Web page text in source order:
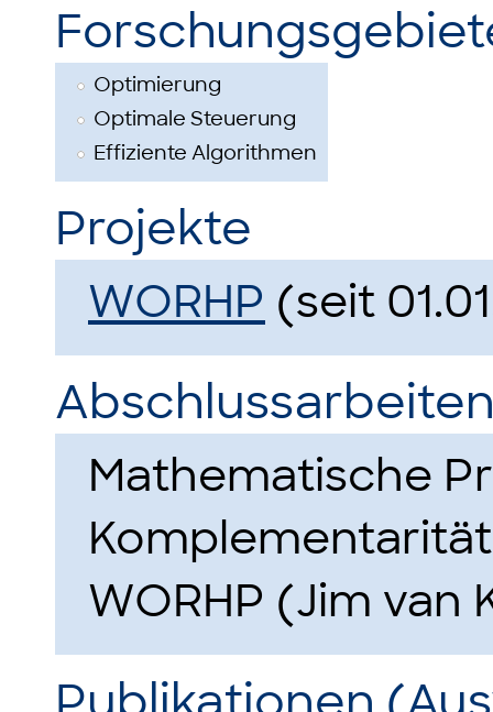
Optimierung
Optimale Steuerung
Effiziente Algorithmen
Projekte
WORHP (seit
Mathematische
WORHP (Jim van